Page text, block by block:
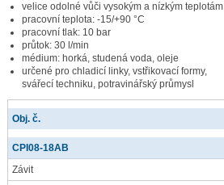
velice odolné vůči vysokým a nízkým teplotám
pracovní teplota: -15/+90 °C
pracovní tlak: 10 bar
průtok: 30 l/min
médium: horká, studená voda, oleje
určené pro chladicí linky, vstřikovací formy,
svářecí techniku, potravinářský průmysl
Obj. č.
CPI08-18AB
Závit